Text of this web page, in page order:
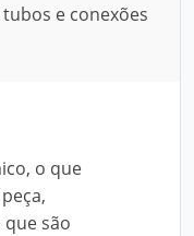
e conexões
o que
são